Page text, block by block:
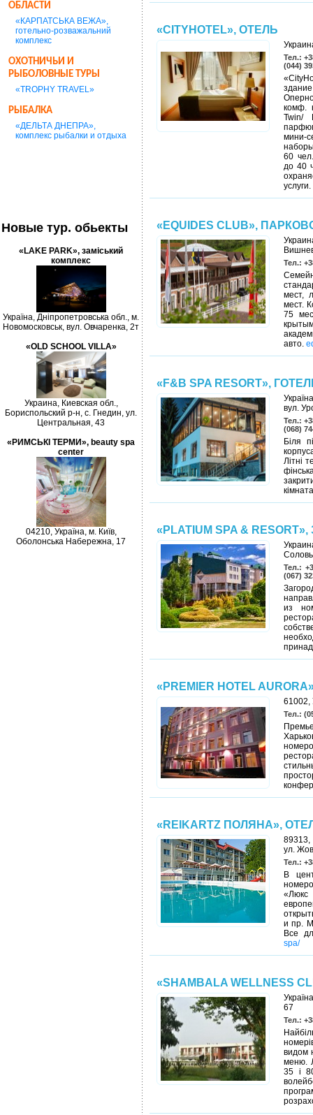
ОБЛАСТИ
«КАРПАТСЬКА ВЕЖА»,
готельно-розважальний
комплекс
ОХОТНИЧЬИ И
РЫБОЛОВНЫЕ ТУРЫ
«TROPHY TRAVEL»
РЫБАЛКА
«ДЕЛЬТА ДНЕПРА»,
комплекс рыбалки и отдыха
Новые тур. обьекты
«LAKE PARK», заміський
комплекс
Україна, Дніпропетровська обл., м.
Новомосковськ, вул. Овчаренка, 2т
«OLD SCHOOL VILLA»
Украина, Киевская обл.,
Бориспольский р-н, с. Гнедин, ул.
Центральная, 43
«РИМСЬКІ ТЕРМИ», beauty spa
center
04210, Україна, м. Київ,
Оболонська Набережна, 17
«CITYHOTEL», ОТЕЛЬ
Тел.:
(044)
комф.
Twin/
мини-
60
до 40
услуги.
«EQUIDES CLUB»,
Тел.:
мест,
мест.
75
авто.
«F&B SPA RESORT»,
вул.
Тел.:
(068)
Біля
Літні
«PLATIUM SPA &
Тел.:
(067)
из
«PREMIER HOTEL
61002,
Тел.:
«REIKARTZ ПОЛЯНА»,
89313,
ул.
Тел.:
В
и пр.
Все
spa/
«SHAMBALA WELLNESS
67
Тел.:
видом
меню.
35 і